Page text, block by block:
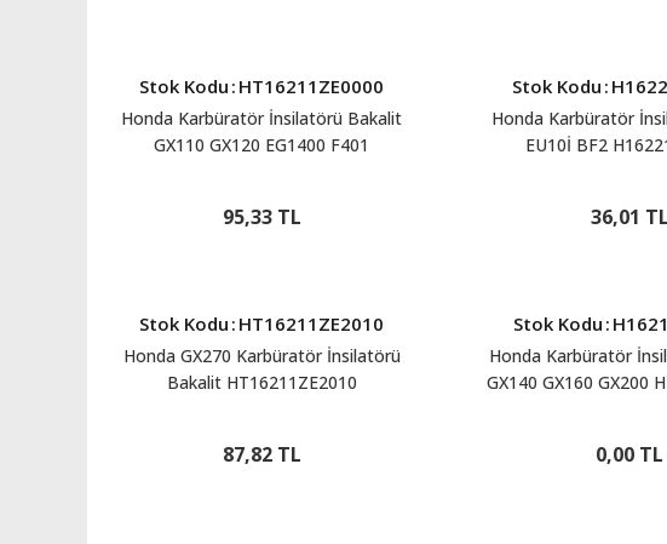
Stok Kodu : HT16211ZE0000
Honda Karbüratör İnsilatörü Bakalit
GX110 GX120 EG1400 F401
95,33 TL
Stok Kodu :
Honda Karbüratör
EU10İ BF2
36,01 TL
Stok Kodu : HT16211ZE2010
Honda GX270 Karbüratör İnsilatörü
Bakalit HT16211ZE2010
87,82 TL
Stok Kodu :
Honda Karbüratör
GX140 GX160 GX200
0,00 TL